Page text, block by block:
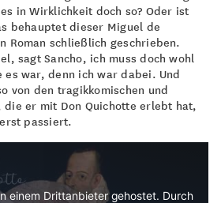
in Wirklichkeit doch so? Oder ist
behauptet dieser Miguel de
Roman schließlich geschrieben.
sagt Sancho, ich muss doch wohl
war, denn ich war dabei. Und
von den tragik­komischen und
er mit Don Quichotte erlebt hat,
passiert.
einem Drittanbieter gehostet. Durch